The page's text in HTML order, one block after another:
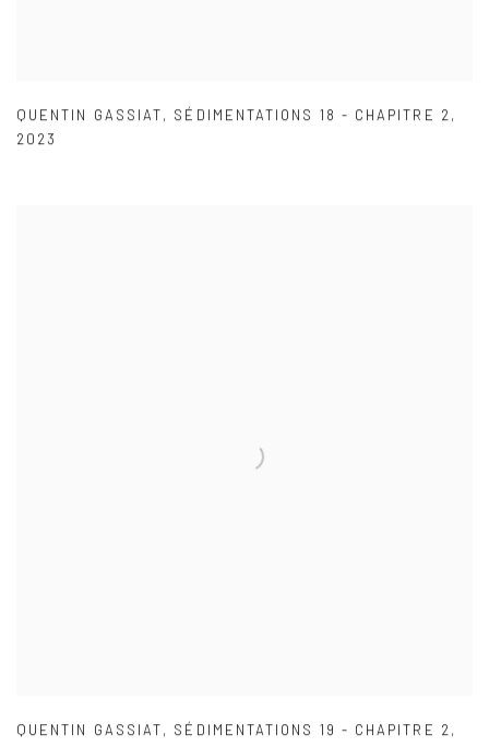
QUENTIN GASSIAT, SÉDIMENTATIONS 18 - CHAPITRE 2,
2023
QUENTIN GASSIAT, SÉDIMENTATIONS 19 - CHAPITRE 2,